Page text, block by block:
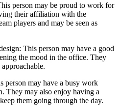
person may be proud to work for
their affiliation with the
players and may be seen as
This person may have a good
the mood in the office. They
person may have a busy work
They may also enjoy having a
them going through the day.